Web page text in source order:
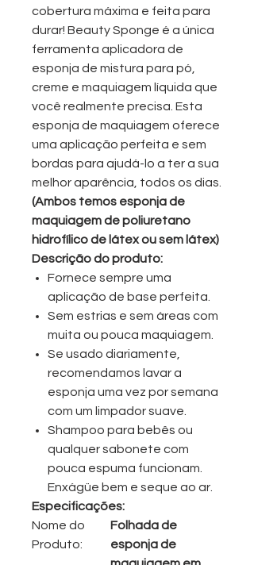
cobertura máxima e feita para
durar! Beauty Sponge é a única
ferramenta aplicadora de
esponja de mistura para pó,
creme e maquiagem líquida que
você realmente precisa. Esta
esponja de maquiagem oferece
uma aplicação perfeita e sem
bordas para ajudá-lo a ter a sua
melhor aparência, todos os dias.
(Ambos temos esponja de
maquiagem de poliuretano
hidrofílico de látex ou sem látex)
Descrição do produto:
Fornece sempre uma
aplicação de base perfeita.
Sem estrias e sem áreas com
muita ou pouca maquiagem.
Se usado diariamente,
recomendamos lavar a
esponja uma vez por semana
com um limpador suave.
Shampoo para bebês ou
qualquer sabonete com
pouca espuma funcionam.
Enxágüe bem e seque ao ar.
Especificações:
Nome do
Produto:
Folhada de
esponja de